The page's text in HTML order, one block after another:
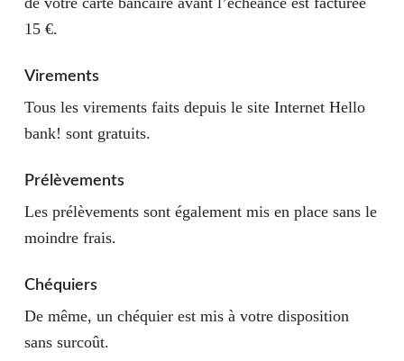
15 €.
Virements
Tous les virements faits depuis le site Internet Hello
bank! sont gratuits.
Prélèvements
Les prélèvements sont également mis en place sans le
moindre frais.
Chéquiers
De même, un chéquier est mis à votre disposition
sans surcoût.